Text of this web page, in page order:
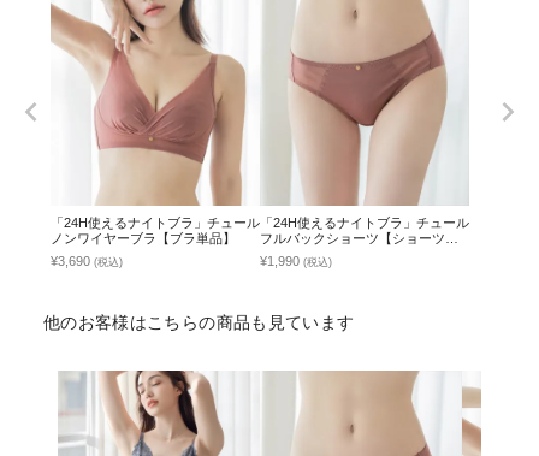
「24H使えるナイトブラ」チュール
ノンワイヤーブラ【ブラ単品】
¥3,690 (税込)
「24H使えるナイトブラ」チュール
フルバックショーツ【ショーツ単
品】
¥1,990 (税込)
他のお客様はこちらの商品も見ています